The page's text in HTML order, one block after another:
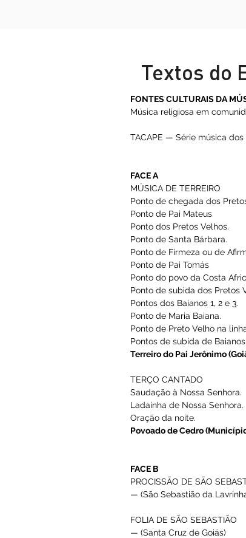
Textos
FONTES CULTURAIS
Música religiosa em
TACAPE — Série
FACE A
MÚSICA DE TERREIRO
Ponto de chegada dos
Ponto dos Pretos
Ponto de Santa
Ponto de Firmeza ou
Ponto de Pai Tomás
Ponto do povo da
Pontos dos Baianos 1, 2
Ponto de Maria Baiana.
Ponto de Preto Velho
Terreiro do Pai